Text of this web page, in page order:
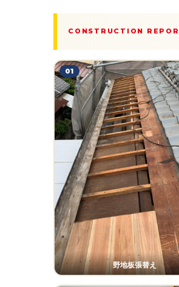
CONSTRUCTION
01
野地板張替え